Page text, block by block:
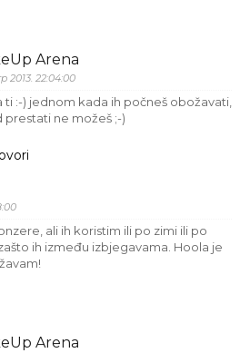
Arena
2013. 22:04:00
ti :-) jednom kada ih počneš obožavati,
prestati ne možeš ;-)
ali ih koristim ili po zimi ili po
ih između izbjegavama. Hoola je
Arena